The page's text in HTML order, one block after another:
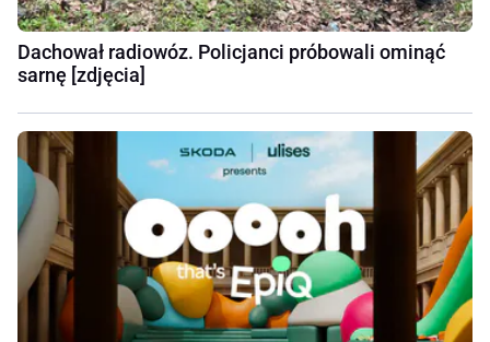
Dachował radiowóz. Policjanci próbowali ominąć
sarnę [zdjęcia]